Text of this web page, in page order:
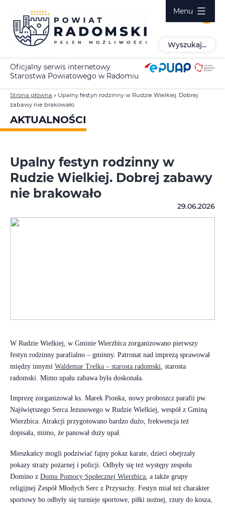
treści
Wyszukaj...
Menu
Oficjalny serwis internetowy
Starostwa Powiatowego w Radomiu
Strona główna » Upalny festyn rodzinny w Rudzie Wielkiej. Dobrej
zabawy nie brakowało
AKTUALNOŚCI
Upalny festyn rodzinny w
Rudzie Wielkiej. Dobrej zabawy
nie brakowało
29.06.2026
W Rudzie Wielkiej, w Gminie Wierzbica zorganizowano pierwszy
festyn rodzinny parafialno – gminny. Patronat nad imprezą sprawował
między innymi Waldemar Trelka – starosta radomski , starosta
radomski. Mimo upału zabawa była doskonała.
Imprezę zorganizował ks. Marek Pionka, nowy proboszcz parafii pw.
Najświętszego Serca Jezusowego w Rudzie Wielkiej, wespół z Gminą
Wierzbica. Atrakcji przygotowano bardzo dużo, frekwencja też
dopisała, mimo, że panował duży upał.
Mieszkańcy mogli podziwiać fajny pokaz karate, dzieci obejrzały
pokazy straży pożarnej i policji. Odbyły się też występy zespołu
Domino z Domu Pomocy Społecznej Wierzbica , a także grupy
religijnej Zespół Młodych Serc z Przysuchy. Festyn miał też charakter
sportowy bo odbyły się turnieje sportowe, piłki nożnej, rzuty do kosza,